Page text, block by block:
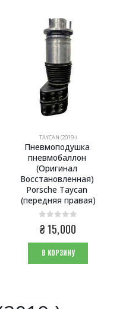
TAYCAN (2019-)
Пневмоподушка
пневмобаллон
(Оригинал
Восстановленная)
Porsche Taycan
(передняя правая)
₴15,000
В КОРЗИНУ